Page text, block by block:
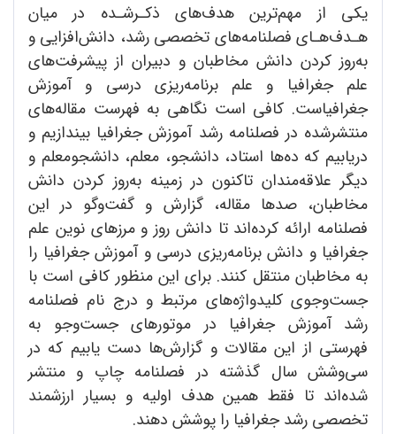
یکی از مهم‌ترین هدف‌های ذکـرشـده در میان
هـدف‌هـای فصلنامه‌های تخصصی رشد، دانش‌افزایی و
به‌روز کردن دانش مخاطبان و دبیران از پیشرفت‌های
علم جغرافیا و علم برنامه‌ریزی درسی و آموزش
جغرافیاست. کافی است نگاهی به فهرست مقاله‌های
منتشرشده در فصلنامه رشد آموزش جغرافیا بیندازیم و
دریابیم که ده‌ها استاد، دانشجو، معلم، دانشجو‌معلم و
دیگر علاقه‌مندان تاکنون در زمینه به‌روز کردن دانش
مخاطبان، صدها مقاله، گزارش و گفت‌وگو در این
فصلنامه ارائه کرده‌اند تا دانش روز و مرزهای نوین علم
جغرافیا و دانش برنامه‌ریزی درسی و آموزش جغرافیا را
به مخاطبان منتقل کنند. برای این منظور کافی است با
جست‌وجوی کلیدواژه‌های مرتبط و درج نام فصلنامه
رشد آموزش جغرافیا در موتورهای جست‌وجو به
فهرستی از این مقالات و گزارش‌ها دست یابیم که در
سی‌وشش سال گذشته در فصلنامه چاپ و منتشر
شده‌اند تا فقط همین هدف اولیه و بسیار ارزشمند
تخصصی رشد جغرافیا را پوشش دهند.